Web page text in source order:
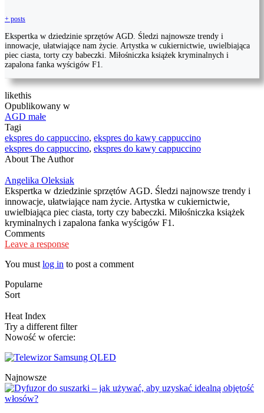
+ posts
Ekspertka w dziedzinie sprzętów AGD. Śledzi najnowsze trendy i
innowacje, ułatwiające nam życie. Artystka w cukiernictwie, uwielbiająca
piec ciasta, torty czy babeczki. Miłośniczka książek kryminalnych i
zapalona fanka wyścigów F1.
likethis
Opublikowany w
AGD małe
Tagi
ekspres do cappuccino, ekspres do kawy cappuccino
ekspres do cappuccino, ekspres do kawy cappuccino
About The Author
Angelika Oleksiak
Ekspertka w dziedzinie sprzętów AGD. Śledzi najnowsze trendy i
innowacje, ułatwiające nam życie. Artystka w cukiernictwie,
uwielbiająca piec ciasta, torty czy babeczki. Miłośniczka książek
kryminalnych i zapalona fanka wyścigów F1.
Comments
Leave a response
You must log in to post a comment
Popularne
Sort
Heat Index
Try a different filter
Nowość w ofercie:
Najnowsze